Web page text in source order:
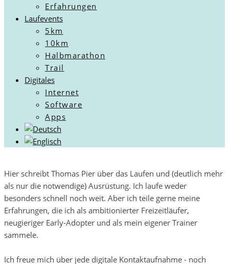
Erfahrungen
Laufevents
5km
10km
Halbmarathon
Trail
Digitales
Internet
Software
Apps
Hier schreibt Thomas Pier über das Laufen und (deutlich mehr
als nur die notwendige) Ausrüstung. Ich laufe weder
besonders schnell noch weit. Aber ich teile gerne meine
Erfahrungen, die ich als ambitionierter Freizeitläufer,
neugieriger Early-Adopter und als mein eigener Trainer
sammele.
Ich freue mich über jede digitale Kontaktaufnahme - noch